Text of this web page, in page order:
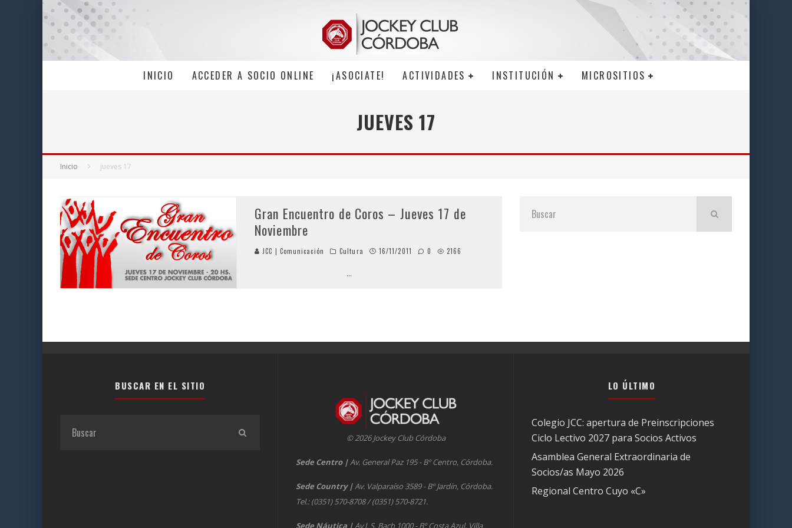
INICIO ACCEDER A SOCIO ONLINE ¡ASOCIATE! ACTIVIDADES INSTITUCIÓN MICROSITIOS
JUEVES 17
Inicio jueves 17
Gran Encuentro de Coros – Jueves 17 de
Noviembre
JCC | Comunicación Cultura 16/11/2011 0 2166
...
BUSCAR EN EL SITIO
© 2026 Jockey Club Córdoba
Sede Centro |Av. General Paz 195 - Bº Centro, Córdoba.
Sede Country |Av. Valparaíso 3589 - Bº Jardín, Córdoba.
Tel.: (0351) 570-8708 / (0351) 570-8721.
Sede Náutica | Av J. S. Bach 1000 - Bº Costa Azul, Villa
LO ÚLTIMO
Colegio JCC: apertura de Preinscripciones
Ciclo Lectivo 2027 para Socios Activos
Asamblea General Extraordinaria de
Socios/as Mayo 2026
Regional Centro Cuyo «C»